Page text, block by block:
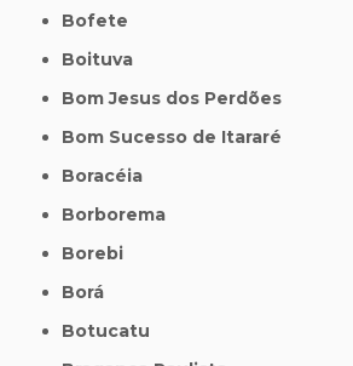
Bofete
Boituva
Bom Jesus dos Perdões
Bom Sucesso de Itararé
Boracéia
Borborema
Borebi
Borá
Botucatu